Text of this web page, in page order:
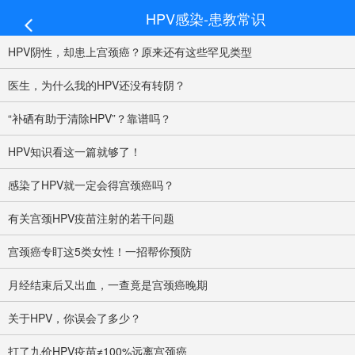
HPV感染-患教常识
HPV阴性，却患上宫颈癌？原来还有这些罕见类型
医生，为什么我的HPV还没有转阴？
“补硒有助于清除HPV”？靠谱吗？
HPV知识看这一篇就够了！
感染了HPV就一定会得宫颈癌吗？
有关宫颈HPV疫苗注射的若干问题
宫颈癌专盯这5类女性！一招帮你预防
月经结束后又出血，一查竟是宫颈癌晚期
关于HPV，你误会了多少？
打了九价HPV疫苗≠100%远离宫颈癌